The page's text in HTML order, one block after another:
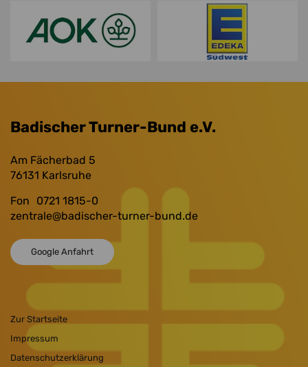
Badischer Turner-Bund e.V.
Am Fächerbad 5
76131 Karlsruhe
Fon
0721 1815-0
zentrale@badischer-turner-bund.de
Google Anfahrt
Zur Startseite
Impressum
Datenschutzerklärung